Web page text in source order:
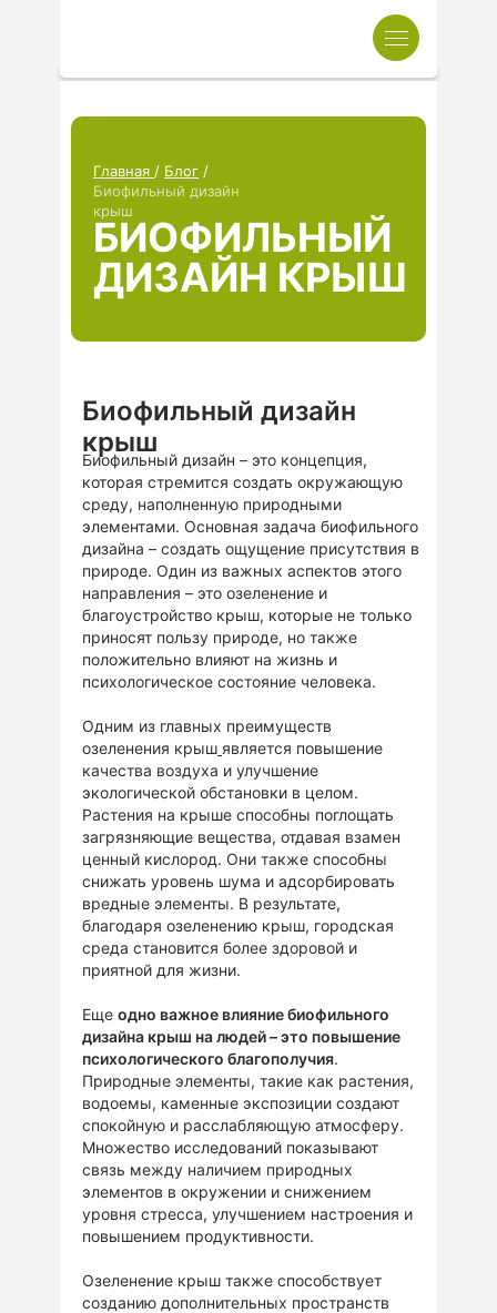
БИОФИЛЬНЫЙ
ДИЗАЙН КРЫШ
Главная / Блог /
Биофильный дизайн
крыш
Биофильный дизайн
крыш
Биофильный дизайн – это концепция,
которая стремится создать окружающую
среду, наполненную природными
элементами. Основная задача биофильного
дизайна – создать ощущение присутствия в
природе. Один из важных аспектов этого
направления – это озеленение и
благоустройство крыш, которые не только
приносят пользу природе, но также
положительно влияют на жизнь и
психологическое состояние человека.
Одним из главных преимуществ
озеленения крыш является повышение
качества воздуха и улучшение
экологической обстановки в целом.
Растения на крыше способны поглощать
загрязняющие вещества, отдавая взамен
ценный кислород. Они также способны
снижать уровень шума и адсорбировать
вредные элементы. В результате,
благодаря озеленению крыш, городская
среда становится более здоровой и
приятной для жизни.
Еще одно важное влияние биофильного
дизайна крыш на людей – это повышение
психологического благополучия.
Природные элементы, такие как растения,
водоемы, каменные экспозиции создают
спокойную и расслабляющую атмосферу.
Множество исследований показывают
связь между наличием природных
элементов в окружении и снижением
уровня стресса, улучшением настроения и
повышением продуктивности.
Озеленение крыш также способствует
созданию дополнительных пространств